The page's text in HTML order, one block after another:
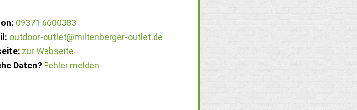
09371 6600383
outdoor-outlet@miltenberger-outlet.de
zur Webseite
Daten? Fehler melden